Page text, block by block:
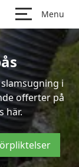
Menu
i
offerter på
här.